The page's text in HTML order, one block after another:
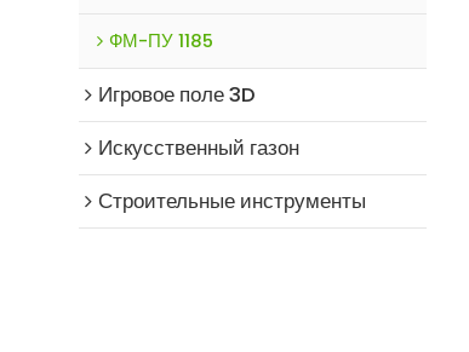
ФМ-ПУ 1185
Игровое поле 3D
Искусственный газон
Строительные инструменты